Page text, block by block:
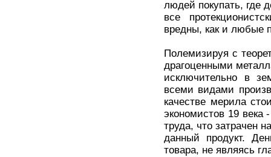
людей покупать, где
все
вредны, как и любые
Полемизируя с
драгоценными
исключительно в
всеми видами
качестве мерила
экономистов 19
труда, что затрачен
данный продукт.
товара, не являясь